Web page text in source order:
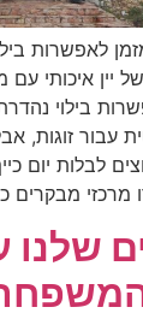
לאפשרות
של יין איכותי
בילוי
עבור
לבלות יום
מרכזי